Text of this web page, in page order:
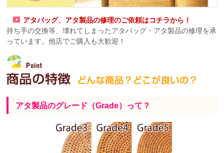
アタバッグ、アタ製品の修理のご依頼はコチラから！
持ち手の交換等、壊れてしまったアタバッグ・アタ製品の修理を承
っています。他店でご購入も大歓迎！
アタ製品のグレード（Grade）って？